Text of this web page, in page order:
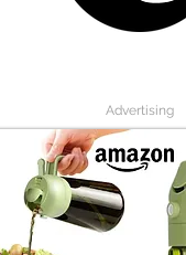
Advertising